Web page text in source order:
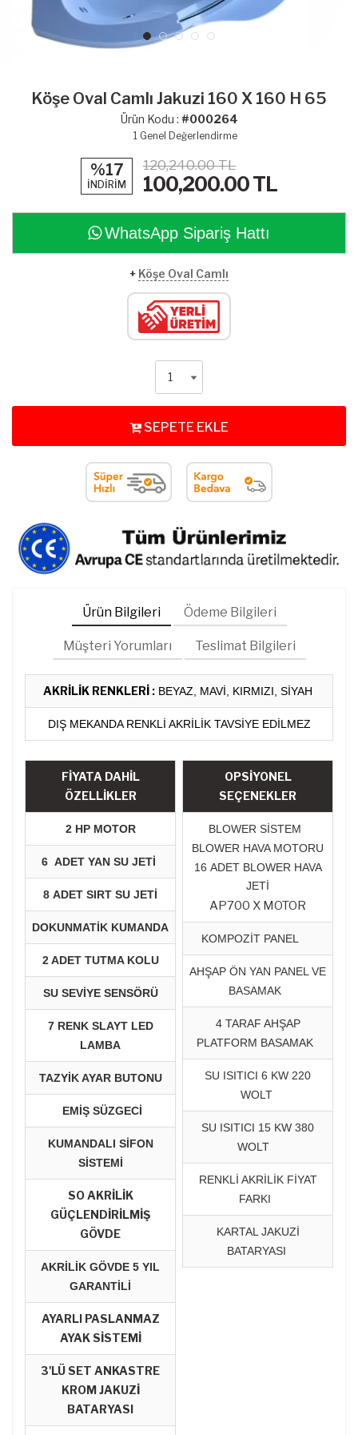
Köşe Oval Camlı Jakuzi 160 X 160 H 65
Ürün Kodu : #000264
1 Genel Değerlendirme
%17
İNDİRİM
120,240.00 TL
100,200.00TL
WhatsApp Sipariş Hattı
+ Köşe Oval Camlı
SEPETE EKLE
Ürün Bilgileri Ödeme Bilgileri
Müşteri Yorumları Teslimat Bilgileri
AKRİLİK RENKLERİ :BEYAZ, MAVİ, KIRMIZI, SİYAH
DIŞ MEKANDA RENKLİ AKRİLİK TAVSİYE EDİLMEZ
FİYATA DAHİL
ÖZELLİKLER
2 HP MOTOR
6 ADET YAN SU JETİ
8 ADET SIRT SU JETİ
DOKUNMATİK KUMANDA
2 ADET TUTMA KOLU
SU SEVİYE SENSÖRÜ
7 RENK SLAYT LED
LAMBA
TAZYİK AYAR BUTONU
EMİŞ SÜZGECİ
KUMANDALI SİFON
SİSTEMİ
SO AKRİLİK
GÜÇLENDİRİLMİŞ
GÖVDE
AKRİLİK GÖVDE 5 YIL
GARANTİLİ
AYARLI PASLANMAZ
AYAK SİSTEMİ
3'LÜ SET ANKASTRE
KROM JAKUZİ
BATARYASI
OPSİYONEL
SEÇENEKLER
BLOWER SİSTEM
BLOWER HAVA MOTORU
16 ADET BLOWER HAVA
JETİ
AP700 X MOTOR
KOMPOZİT PANEL
AHŞAP ÖN YAN PANEL VE
BASAMAK
4 TARAF AHŞAP
PLATFORM BASAMAK
SU ISITICI 6 KW 220
WOLT
SU ISITICI 15 KW 380
WOLT
RENKLİ AKRİLİK FİYAT
FARKI
KARTAL JAKUZİ
BATARYASI